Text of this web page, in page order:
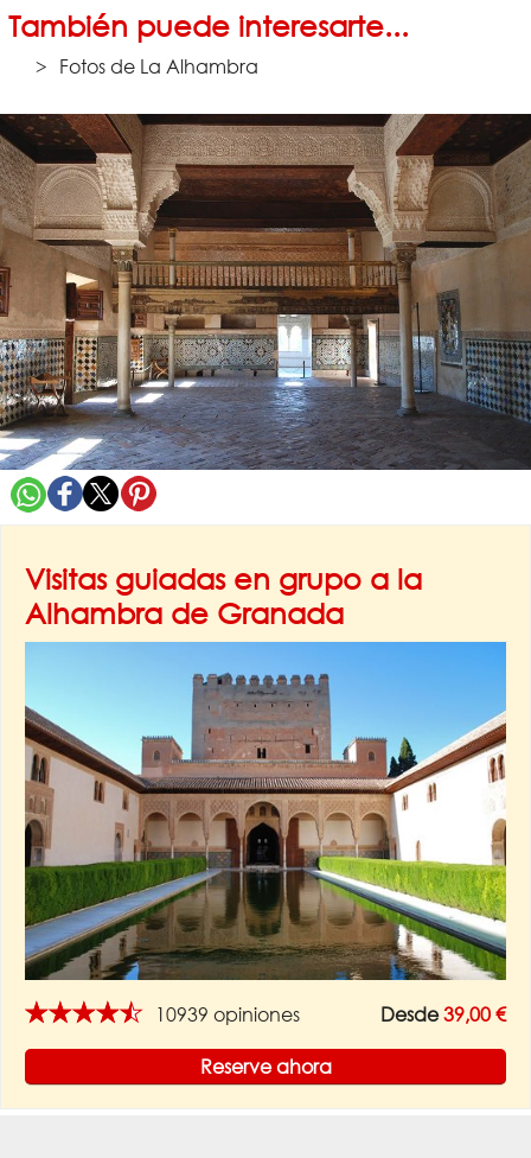
También puede interesarte...
Fotos de La Alhambra
Visitas guiadas en grupo a la
Alhambra de Granada
★★★★★ 10939 opiniones Desde39,00 €
Reserve ahora